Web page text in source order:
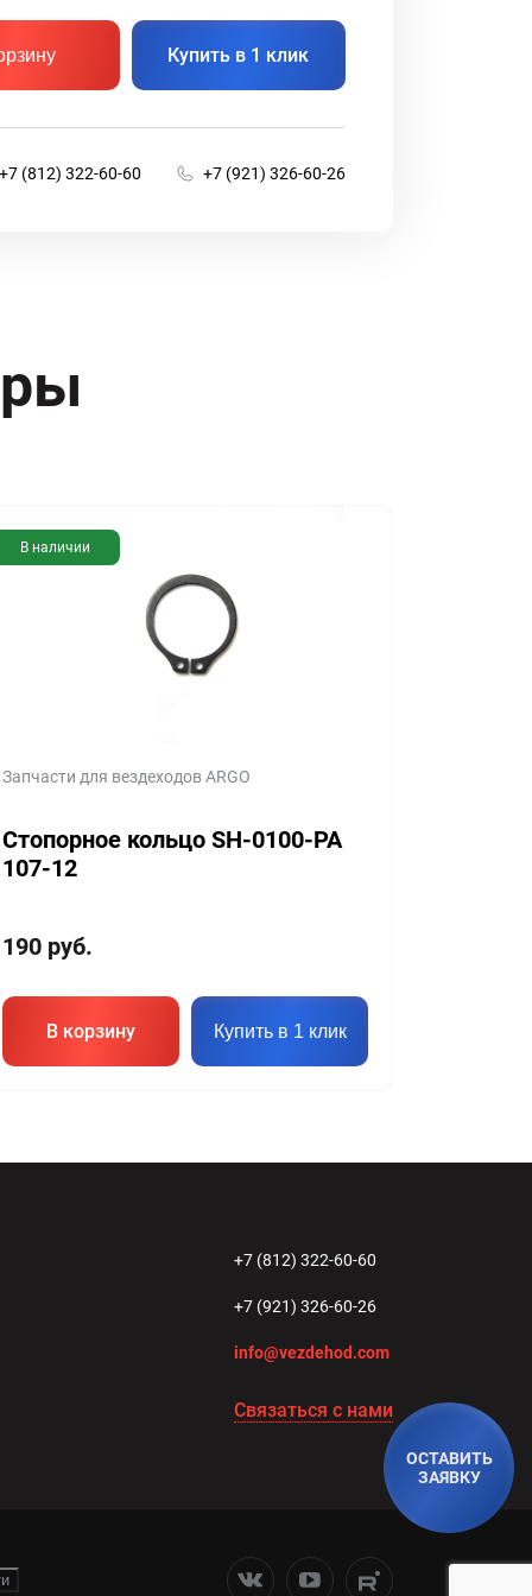
ОСТАВИТЬ
ЗАЯВКУ
Купить в 1 клик
+7 (812) 322-60-60 +7 (921) 326-60-26
В наличии
Запчасти для вездеходов ARGO
Стопорное кольцо SH-0100-PA
107-12
190 руб.
В корзину Купить в 1 клик
+7 (812) 322-60-60
+7 (921) 326-60-26
info@vezdehod.com
Связаться с нами